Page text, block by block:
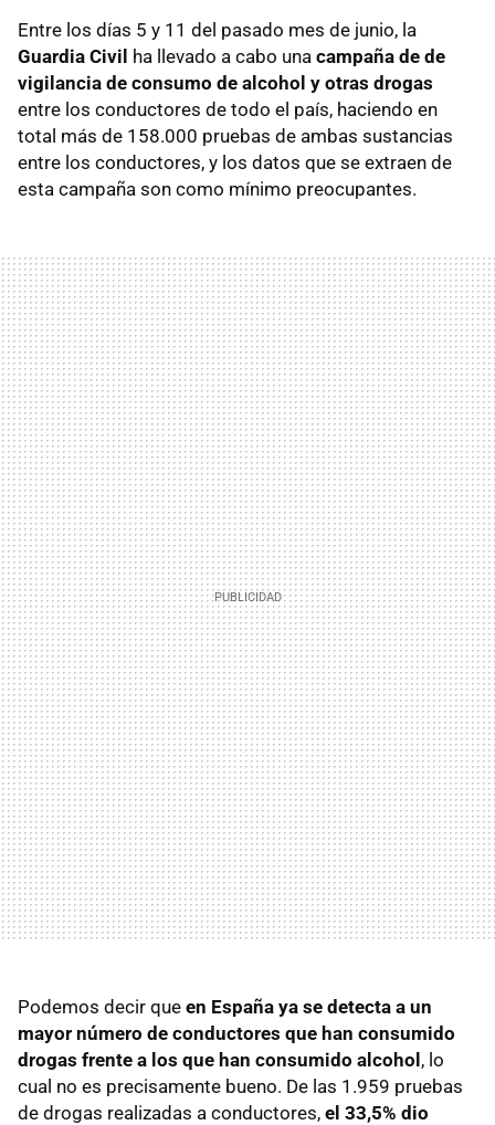
Entre los días 5 y 11 del pasado mes de junio, la
Guardia Civil ha llevado a cabo una campaña de de
vigilancia de consumo de alcohol y otras drogas
entre los conductores de todo el país, haciendo en
total más de 158.000 pruebas de ambas sustancias
entre los conductores, y los datos que se extraen de
esta campaña son como mínimo preocupantes.
Podemos decir que en España ya se detecta a un
mayor número de conductores que han consumido
drogas frente a los que han consumido alcohol, lo
cual no es precisamente bueno. De las 1.959 pruebas
de drogas realizadas a conductores, el 33,5% dio